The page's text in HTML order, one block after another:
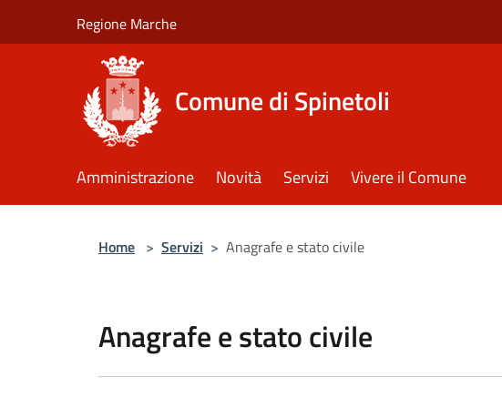
Regione Marche
Comune di Spinetoli
Amministrazione Novità Servizi Vivere il Comune
Home > Servizi > Anagrafe e stato civile
Anagrafe e stato civile